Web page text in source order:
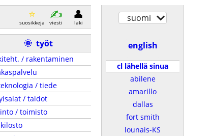
suosikkeja viesti laki
🌞 työt
/ rakentaminen
/ tiede
/ taidot
/ toimisto
suomi
english
cl lähellä sinua
abilene
amarillo
dallas
fort smith
lounais-KS